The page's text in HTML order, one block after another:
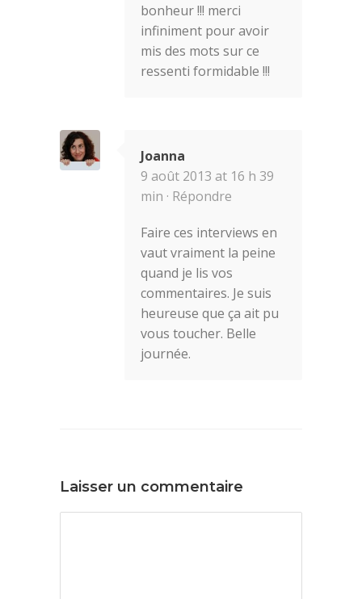
bonheur !!! merci
infiniment pour avoir
mis des mots sur ce
ressenti formidable !!!
Joanna
9 août 2013 at 16 h 39
min · Répondre
Faire ces interviews en
vaut vraiment la peine
quand je lis vos
commentaires. Je suis
heureuse que ça ait pu
vous toucher. Belle
journée.
Laisser un commentaire